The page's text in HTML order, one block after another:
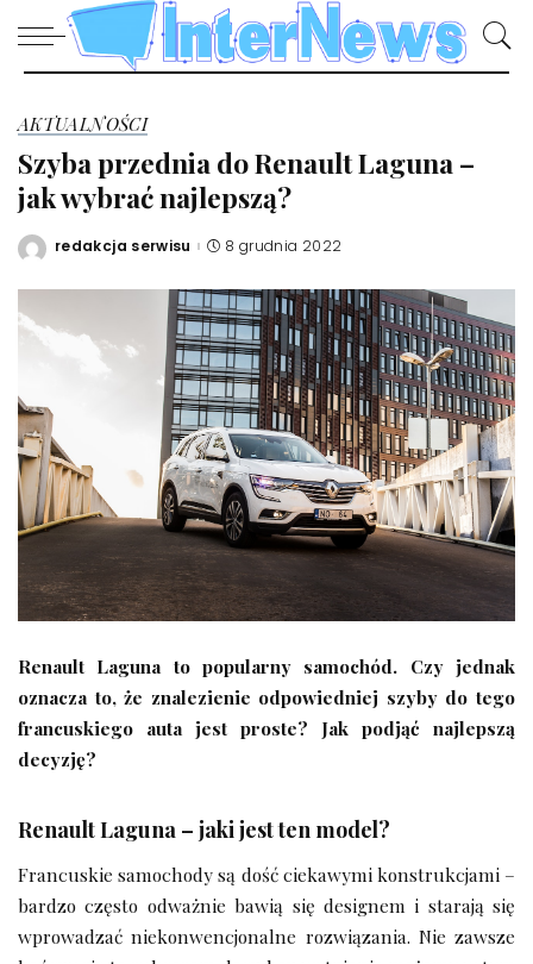
AKTUALNOŚCI
Szyba przednia do Renault Laguna –
jak wybrać najlepszą?
Posted
redakcja serwisu 8 grudnia 2022
Renault Laguna to popularny samochód. Czy jednak
oznacza to, że znalezienie odpowiedniej szyby do tego
francuskiego auta jest proste? Jak podjąć najlepszą
decyzję?
Renault Laguna – jaki jest ten model?
Francuskie samochody są dość ciekawymi konstrukcjami –
bardzo często odważnie bawią się designem i starają się
wprowadzać niekonwencjonalne rozwiązania. Nie zawsze